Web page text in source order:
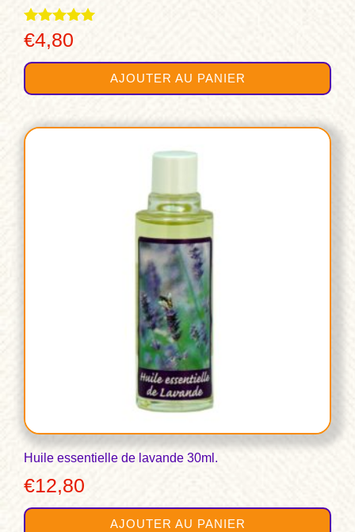
Note
4.86
sur 5
€4,80
AJOUTER AU PANIER
Huile essentielle de lavande 30ml.
€12,80
AJOUTER AU PANIER